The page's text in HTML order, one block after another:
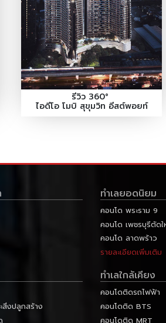
รีวิว 360°
ไอดีโอ โมบิ สุขุมวิท อีสต์พอยท์
ทำเลยอดนิยม
คอนโด พระราม 9
คอนโด เพชรบุรีตัดใ
คอนโด ลาดพร้าว
รายละเอียดเพิ่มเติม
งปลูกสร้าง
ทำเลใกล้เคียง
คอนโดติดรถไฟฟ้า
คอนโดติด BTS
คอนโดติด MRT